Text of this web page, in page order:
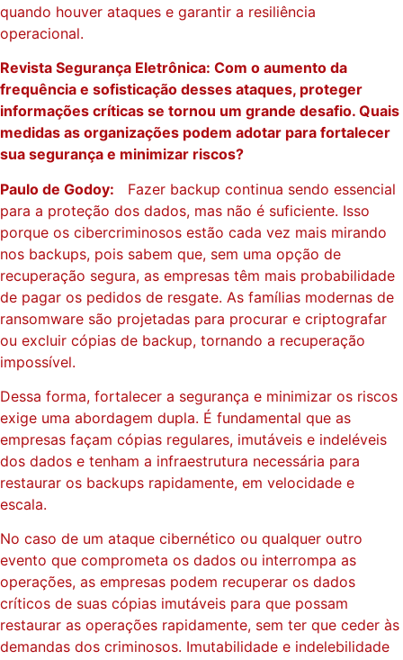
quando houver ataques e garantir a resiliência
operacional.
Revista Segurança Eletrônica: Com o aumento da
frequência e sofisticação desses ataques, proteger
informações críticas se tornou um grande desafio. Quais
medidas as organizações podem adotar para fortalecer
sua segurança e minimizar riscos?
Paulo de Godoy: Fazer backup continua sendo essencial
para a proteção dos dados, mas não é suficiente. Isso
porque os cibercriminosos estão cada vez mais mirando
nos backups, pois sabem que, sem uma opção de
recuperação segura, as empresas têm mais probabilidade
de pagar os pedidos de resgate. As famílias modernas de
ransomware são projetadas para procurar e criptografar
ou excluir cópias de backup, tornando a recuperação
impossível.
Dessa forma, fortalecer a segurança e minimizar os riscos
exige uma abordagem dupla. É fundamental que as
empresas façam cópias regulares, imutáveis ​​e indeléveis
dos dados e tenham a infraestrutura necessária para
restaurar os backups rapidamente, em velocidade e
escala.
No caso de um ataque cibernético ou qualquer outro
evento que comprometa os dados ou interrompa as
operações, as empresas podem recuperar os dados
críticos de suas cópias imutáveis ​​para que possam
restaurar as operações rapidamente, sem ter que ceder às
demandas dos criminosos. Imutabilidade e indelebilidade